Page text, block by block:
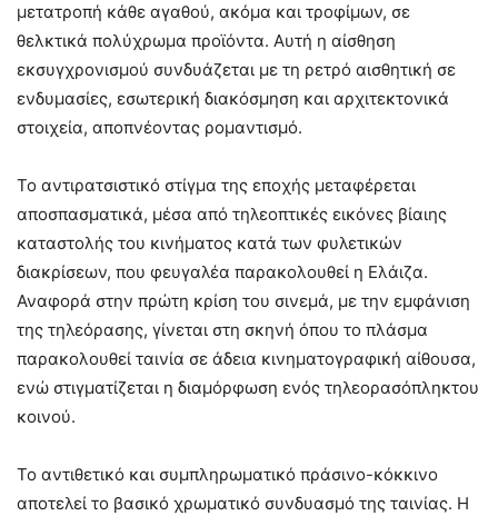
μετατροπή κάθε αγαθού, ακόμα και τροφίμων, σε
θελκτικά πολύχρωμα προϊόντα. Αυτή η αίσθηση
εκσυγχρονισμού συνδυάζεται με τη ρετρό αισθητική σε
ενδυμασίες, εσωτερική διακόσμηση και αρχιτεκτονικά
στοιχεία, αποπνέοντας ρομαντισμό.
Το αντιρατσιστικό στίγμα της εποχής μεταφέρεται
αποσπασματικά, μέσα από τηλεοπτικές εικόνες βίαιης
καταστολής του κινήματος κατά των φυλετικών
διακρίσεων, που φευγαλέα παρακολουθεί η Ελάιζα.
Αναφορά στην πρώτη κρίση του σινεμά, με την εμφάνιση
της τηλεόρασης, γίνεται στη σκηνή όπου το πλάσμα
παρακολουθεί ταινία σε άδεια κινηματογραφική αίθουσα,
ενώ στιγματίζεται η διαμόρφωση ενός τηλεορασόπληκτου
κοινού.
Το αντιθετικό και συμπληρωματικό πράσινο-κόκκινο
αποτελεί το βασικό χρωματικό συνδυασμό της ταινίας. Η